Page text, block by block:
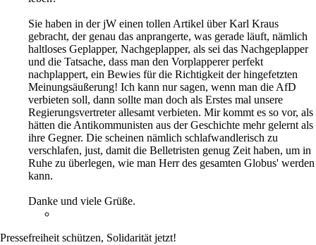
Sie haben in der jW einen tollen Artikel über Karl Kraus
gebracht, der genau das anprangerte, was gerade läuft, nämlich
haltloses Geplapper, Nachgeplapper, als sei das Nachgeplapper
und die Tatsache, dass man den Vorplapperer perfekt
nachplappert, ein Bewies für die Richtigkeit der hingefetzten
Meinungsäußerung! Ich kann nur sagen, wenn man die AfD
verbieten soll, dann sollte man doch als Erstes mal unsere
Regierungsvertreter allesamt verbieten. Mir kommt es so vor, als
hätten die Antikommunisten aus der Geschichte mehr gelernt als
ihre Gegner. Die scheinen nämlich schlafwandlerisch zu
verschlafen, just, damit die Belletristen genug Zeit haben, um in
Ruhe zu überlegen, wie man Herr des gesamten Globus' werden
kann.
Danke und viele Grüße.
Pressefreiheit schützen, Solidarität jetzt!